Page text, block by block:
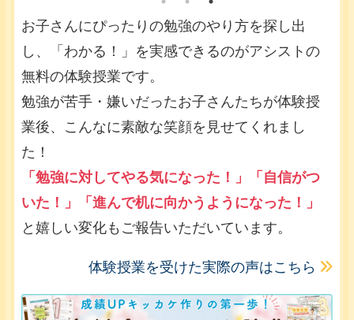
お子さんにぴったりの勉強のやり方を探し出
し、「わかる！」を実感できるのがアシストの
無料の体験授業です。
勉強が苦手・嫌いだったお子さんたちが体験授
業後、こんなに素敵な笑顔を見せてくれまし
た！
「勉強に対してやる気になった！」「自信がつ
いた！」「進んで机に向かうようになった！」
と嬉しい変化もご報告いただいています。
体験授業を受けた実際の声はこちら